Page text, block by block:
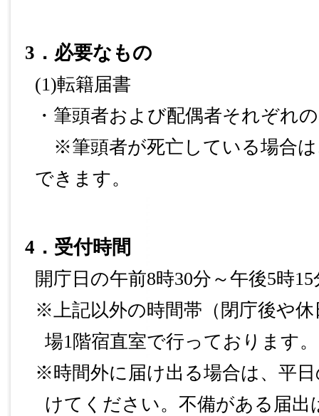
3 ．必要なもの
(1)転籍届書
・筆頭者および配偶者それぞれ
※筆頭者が死亡している場合は
できます。
4 ．受付時間
開庁日の午前8時30分～午後5時15
※上記以外の時間帯（閉庁後や
場1階宿直室で行っております。
※時間外に届け出る場合は、平
けてください。不備がある届